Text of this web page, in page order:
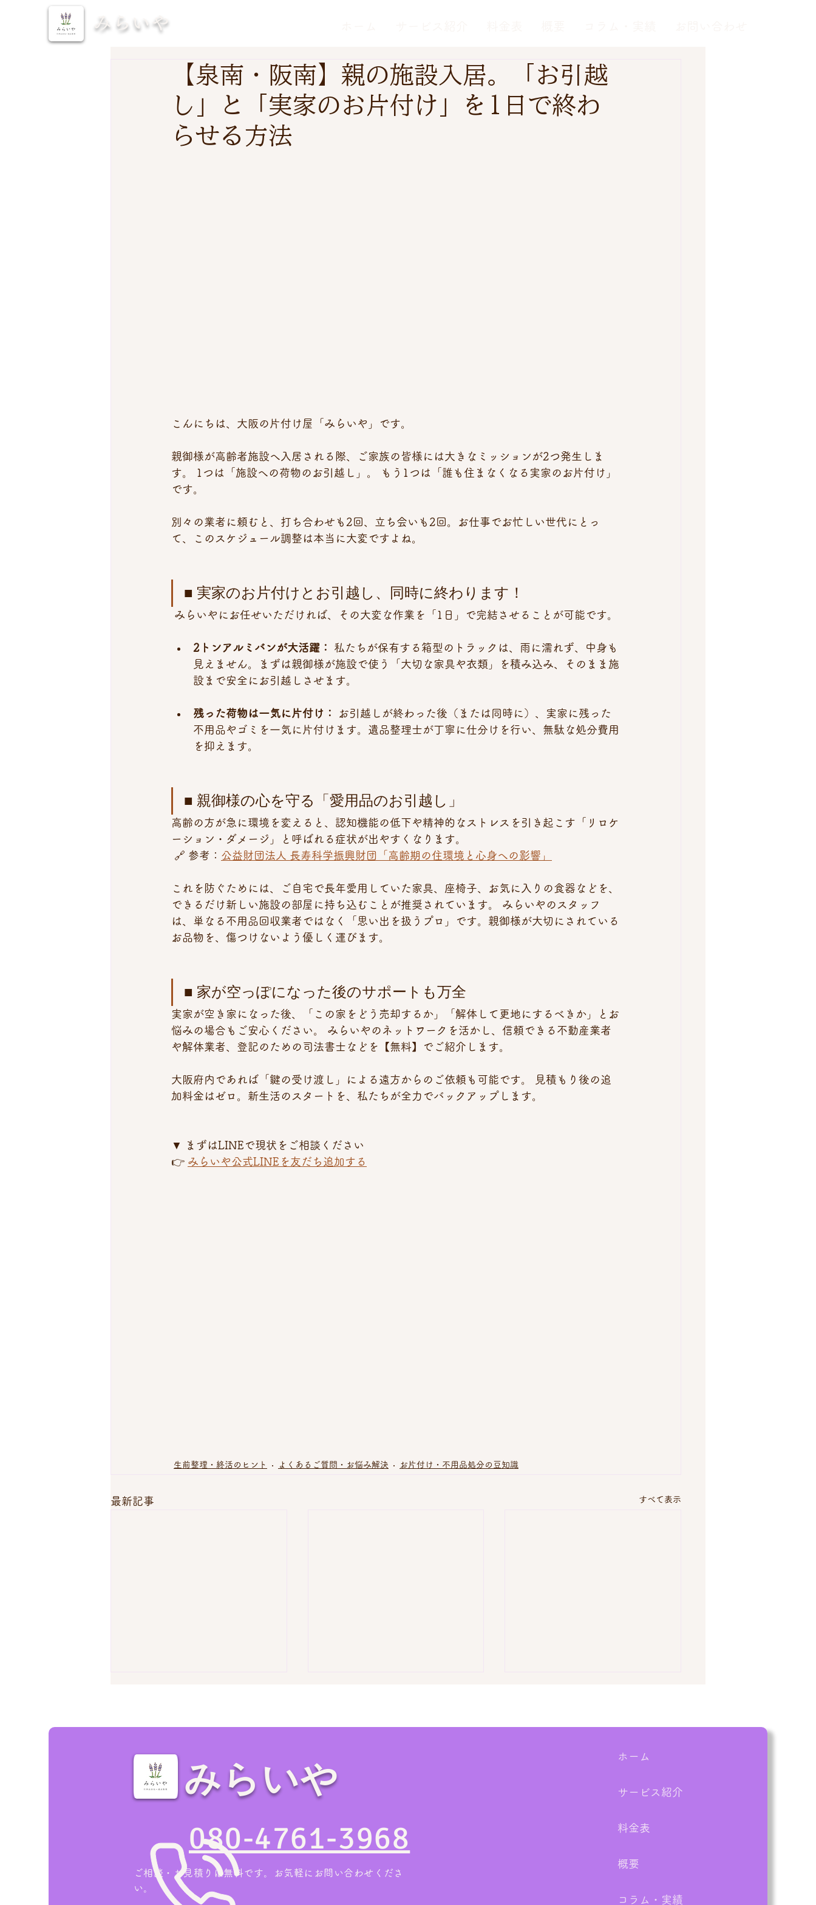
みらいや
【泉南・阪南】親の施設入居。「お引越
し」と「実家のお片付け」を1日で終わ
らせる方法
こんにちは、大阪の片付け屋「みらいや」です。
親御様が高齢者施設へ入居される際、ご家族の皆様には大きなミッションが2つ発生しま
す。 1つは「施設への荷物のお引越し」。 もう1つは「誰も住まなくなる実家のお片付け」
です。
別々の業者に頼むと、打ち合わせも2回、立ち会いも2回。お仕事でお忙しい世代にとっ
て、このスケジュール調整は本当に大変ですよね。
■ 実家のお片付けとお引越し、同時に終わります！
みらいやにお任せいただければ、その大変な作業を「1日」で完結させることが可能です。
2トンアルミバンが大活躍：
私たちが保有する箱型のトラックは、雨に濡れず、中身も
見えません。まずは親御様が施設で使う「大切な家具や衣類」を積み込み、そのまま施
設まで安全にお引越しさせます。
残った荷物は一気に片付け：
お引越しが終わった後（または同時に）、実家に残った
不用品やゴミを一気に片付けます。遺品整理士が丁寧に仕分けを行い、無駄な処分費用
を抑えます。
■ 親御様の心を守る「愛用品のお引越し」
高齢の方が急に環境を変えると、認知機能の低下や精神的なストレスを引き起こす「リロケ
ーション・ダメージ」と呼ばれる症状が出やすくなります。
🔗 参考： 公益財団法人 長寿科学振興財団「高齢期の住環境と心身への影響」
これを防ぐためには、ご自宅で長年愛用していた家具、座椅子、お気に入りの食器などを、
できるだけ新しい施設の部屋に持ち込むことが推奨されています。 みらいやのスタッフ
は、単なる不用品回収業者ではなく「思い出を扱うプロ」です。親御様が大切にされている
お品物を、傷つけないよう優しく運びます。
■ 家が空っぽになった後のサポートも万全
実家が空き家になった後、「この家をどう売却するか」「解体して更地にするべきか」とお
悩みの場合もご安心ください。 みらいやのネットワークを活かし、信頼できる不動産業者
や解体業者、登記のための司法書士などを【無料】でご紹介します。
大阪府内であれば「鍵の受け渡し」による遠方からのご依頼も可能です。 見積もり後の追
加料金はゼロ。新生活のスタートを、私たちが全力でバックアップします。
▼ まずはLINEで現状をご相談ください
👉 みらいや公式LINEを友だち追加する
生前整理・終活のヒント よくあるご質問・お悩み解決 お片付け・不用品処分の豆知識
最新記事 すべて表示
家の売却・不動産査定前に！
をしない業者の選び方
まる今がチャンス！
【作業実績：泉南郡熊取町】
みらいや
080-4761-3968
ご相談・お見積りは無料です。お気軽にお問い合わせくださ
い。
ホーム
サービス紹介
料金表
概要
コラム・実績